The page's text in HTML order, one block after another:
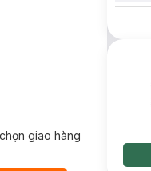
giao hàng